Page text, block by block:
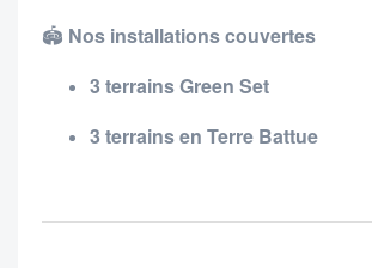
🏟️ Nos installations couvertes
3 terrains Green Set
3 terrains en Terre Battue